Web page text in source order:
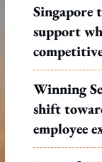
Singapore
support
MOS
motion
Winning
shift
employee